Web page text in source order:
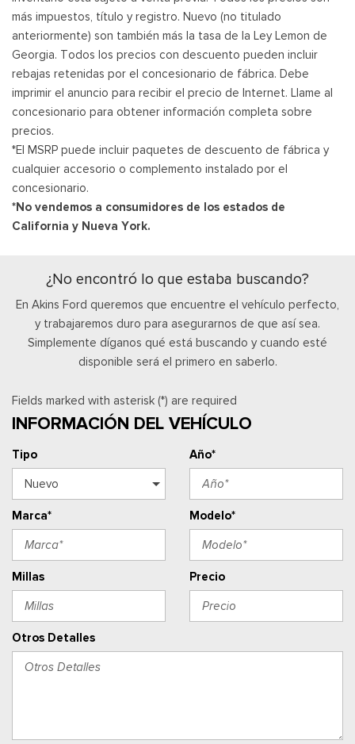
más impuestos, título y registro. Nuevo (no titulado
anteriormente) son también más la tasa de la Ley Lemon de
Georgia. Todos los precios con descuento pueden incluir
rebajas retenidas por el concesionario de fábrica. Debe
imprimir el anuncio para recibir el precio de Internet. Llame al
concesionario para obtener información completa sobre
precios.
*El MSRP puede incluir paquetes de descuento de fábrica y
cualquier accesorio o complemento instalado por el
concesionario.
*No vendemos a consumidores de los estados de
California y Nueva York.
¿No encontró lo que estaba buscando?
En Akins Ford queremos que encuentre el vehículo perfecto,
y trabajaremos duro para asegurarnos de que así sea.
Simplemente díganos qué está buscando y cuando esté
disponible será el primero en saberlo.
Fields marked with asterisk (*) are required
INFORMACIÓN DEL VEHÍCULO
Tipo Año*
Marca* Modelo*
Millas Precio
Otros Detalles